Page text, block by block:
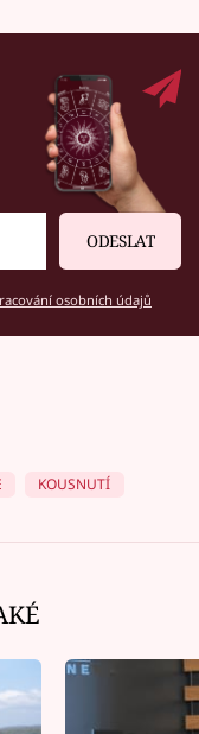
ODESLAT
osobních údajů
KOUSNUTÍ